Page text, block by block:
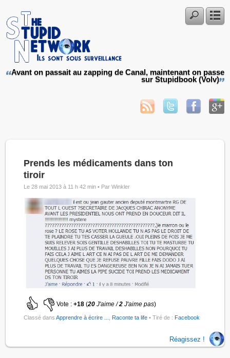
Avant on passait au zapping de Canal, maintenant on passe
sur Stupidbook (Volv)
Prends les médicaments dans ton
tiroir
Le 28 mai 2013 à 11 h 42 min • Par Winkler
Vote :+18 (20J'aime /2 J'aime pas)
Classé dansApprendre à écrire ... Raconte ta life • Tiré de : Facebook
Réagissez !